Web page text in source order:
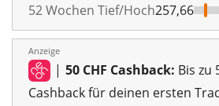
52 Wochen Tief/Hoch257,66
Anzeige
| 50 CHF Cashback: Bis zu
Cashback für deinen ersten